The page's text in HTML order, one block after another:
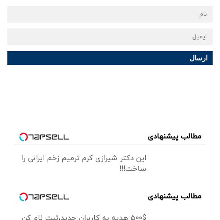
ارسال
مطالب پیشنهادی
این دکتر شیرازی کرم ترمیم زخم ایرانی را
ساخت!!!
مطالب پیشنهادی